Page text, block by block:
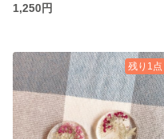
1,250円
残り1点